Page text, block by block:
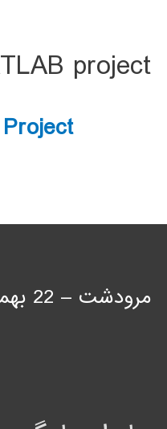
project
مرودشت – 22 بهمن شمالی